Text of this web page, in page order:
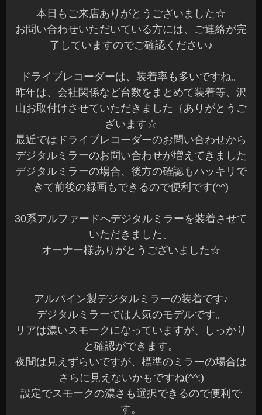
本日もご来店ありがとうございました☆
お問い合わせいただいている方には、ご連絡が完
了していますのでご確認ください♪
ドライブレコーダーは、装着率も多いですね。
昨年は、会社関係など台数をまとめて装着等、沢
山お取付けさせていただきました｛ありがとうご
ざいます☆
最近ではドライブレコーダーのお問い合わせから
デジタルミラーのお問い合わせが増えてきました
デジタルミラーの場合、後方の確認もハッキリで
きて前後の録画もできるので便利です(^^)
30系アルファードへデジタルミラーを装着させて
いただきました。
オーナー様ありがとうございました☆
アルパイン製デジタルミラーの装着です♪
デジタルミラーでは人気のモデルです。
リアは濃いスモークになっていますが、しっかり
と確認ができます。
夜間は見えずらいですが、標準のミラーの場合は
さらに見えないかもですね(^^;)
設定でスモークの濃さも選択できるので便利で
す。